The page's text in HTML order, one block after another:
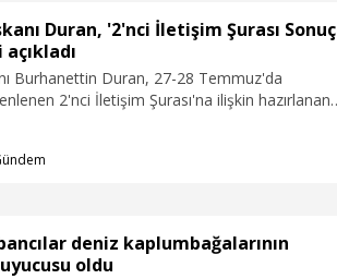
Duran, '2'nci İletişim Şurası Sonuç
Burhanettin Duran, 27-28 Temmuz'da
2'nci İletişim Şurası'na ilişkin hazırlanan
deniz kaplumbağalarının
oldu